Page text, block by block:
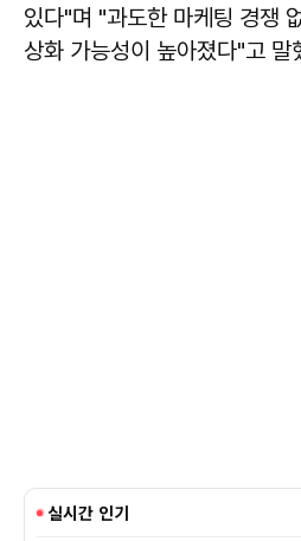
있다"며 "과도한 마케팅 경쟁
상화 가능성이 높아졌다"고 말